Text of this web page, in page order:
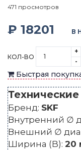
471 просмотров
₽ 18201 В
КОЛ-ВО
+
-
Быстрая
Бренд: SKF
Внутренний ∅
Внешний ∅
Ширина (B): 20